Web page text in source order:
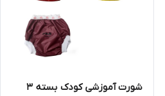
شورت آموزشی کودک بسته 3